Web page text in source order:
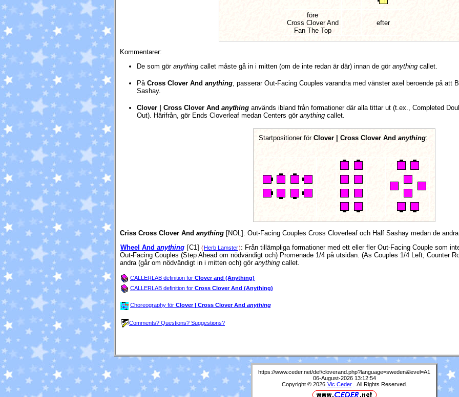
före
Cross Clover And
Fan The Top
efter
Kommentarer:
De som gör anything callet måste gå in i mitten (om de inte redan är där) innan de gör anything callet.
På Cross Clover And anything, passerar Out-Facing Couples varandra med vänster axel beroende på att
Sashay.
Clover | Cross Clover And anything används ibland från formationer där alla tittar ut (t.ex., Completed
Out). Härifrån, gör Ends Cloverleaf medan Centers gör anything callet.
Startpositioner för Clover | Cross Clover And anything:
Criss Cross Clover And anything [NOL]: Out-Facing Couples Cross Cloverleaf och Half Sashay medan de
Wheel And anything [C1] (Herb Lamster): Från tillämpliga formationer med ett eller fler Out-Facing Couple som
Out-Facing Couples (Step Ahead om nödvändigt och) Promenade 1/4 på utsidan. (As Couples 1/4 Left; Counter
andra (går om nödvändigt in i mitten och) gör anything callet.
CALLERLAB definition for Clover and (Anything)
CALLERLAB definition for Cross Clover And (Anything)
Choreography för Clover | Cross Clover And anything
Comments? Questions? Suggestions?
https://www.ceder.net/def/cloverand.php?language=sweden&level=A1
06-August-2026 13:12:54
Copyright © 2026 Vic Ceder . All Rights Reserved.